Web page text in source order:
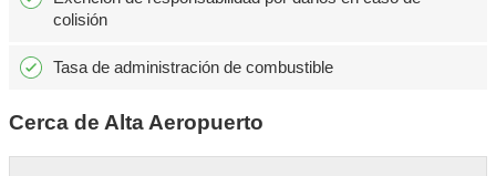
colisión
Tasa de administración de combustible
Cerca de Alta Aeropuerto